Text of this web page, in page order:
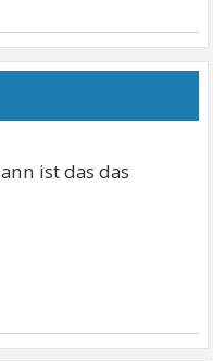
ist das das